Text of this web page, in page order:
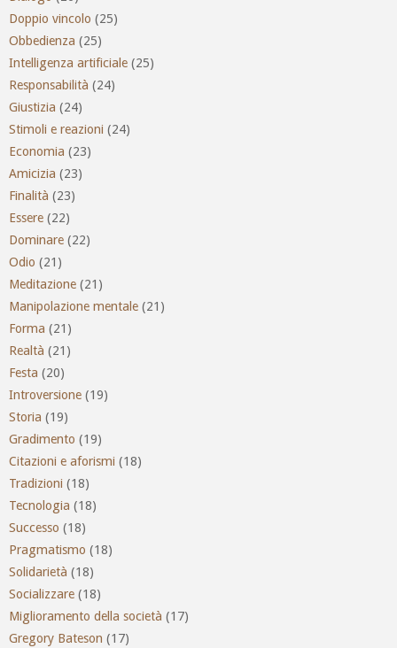
Doppio vincolo (25)
Obbedienza (25)
Intelligenza artificiale (25)
Responsabilità (24)
Giustizia (24)
Stimoli e reazioni (24)
Economia (23)
Amicizia (23)
Finalità (23)
Essere (22)
Dominare (22)
Odio (21)
Meditazione (21)
Manipolazione mentale (21)
Forma (21)
Realtà (21)
Festa (20)
Introversione (19)
Storia (19)
Gradimento (19)
Citazioni e aforismi (18)
Tradizioni (18)
Tecnologia (18)
Successo (18)
Pragmatismo (18)
Solidarietà (18)
Socializzare (18)
Miglioramento della società (17)
Gregory Bateson (17)